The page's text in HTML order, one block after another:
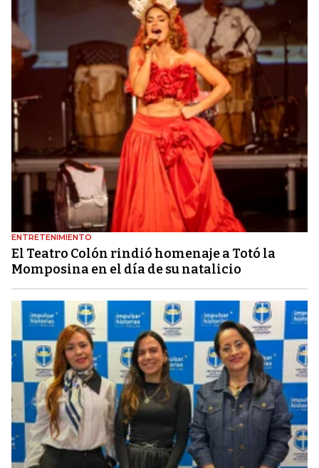
ENTRETENIMIENTO
El Teatro Colón rindió homenaje a Totó la
Momposina en el día de su natalicio